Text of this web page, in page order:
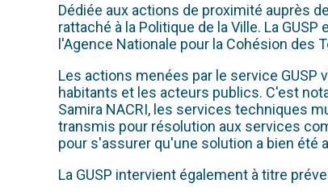
Dédiée aux actions de proximité auprès
rattaché à la Politique de la Ville. La
l'Agence Nationale pour la Cohésion des
Les actions menées par le service GUSP
habitants et les acteurs publics. C'est
Samira NACRI, les services techniques
transmis pour résolution aux services
pour s'assurer qu'une solution a bien été
La GUSP intervient également à titre